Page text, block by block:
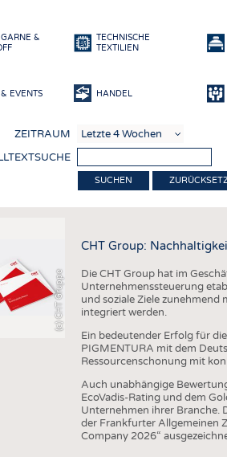
&
TECHNISCHE
TEXTILIEN
EVENTS HANDEL
ZEITRAUM
(c) CHT Gruppe
CHT Group:
Die CHT Group hat im
Unternehmenssteuerung
und soziale Ziele
integriert werden.
Ein bedeutender Erfolg für
PIGMENTURA mit dem
Ressourcenschonung mit
Auch unabhängige
EcoVadis-Rating und dem
Unternehmen ihrer Branche.
der Frankfurter Allgemeinen
Company 2026“